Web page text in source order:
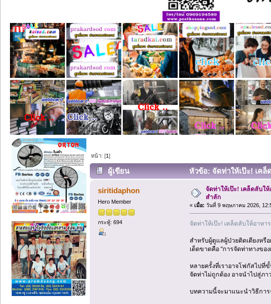
หน้า: [1]
ผู้เขียน หัวข้อ: จัดท่าให้เป๊ะ! เคล็
siritidaphon
Hero Member
กระทู้: 694
จัดท่าให้เป๊ะ! เคล็ดลับใ
สำลัก
« เมื่อ: วันที่ 9 พฤษภาคม 2026,
จัดท่าให้เป๊ะ! เคล็ดลับให้อาห
สำหรับผู้ดูแลผู้ป่วยติดเตียงห
เด็ดขาดคือ "การจัดท่าทางขอ
หลายครั้งที่เราอาจโฟกัสไปที่
จัดท่าไม่ถูกต้อง อาจนำไปสู่ภา
บทความนี้จะมาแนะนำวิธีการ